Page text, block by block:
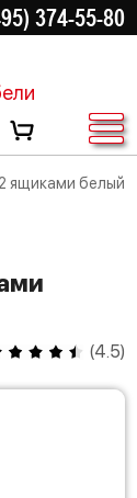
374-55-80
ящиками белый
(4.5)